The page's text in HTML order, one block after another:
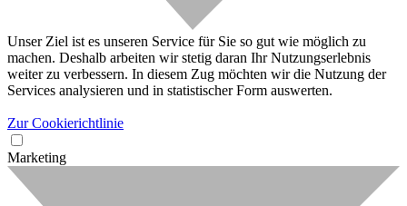
Unser Ziel ist es unseren Service für Sie so gut wie möglich zu
machen. Deshalb arbeiten wir stetig daran Ihr Nutzungserlebnis
weiter zu verbessern. In diesem Zug möchten wir die Nutzung der
Services analysieren und in statistischer Form auswerten.
Zur Cookierichtlinie
Marketing